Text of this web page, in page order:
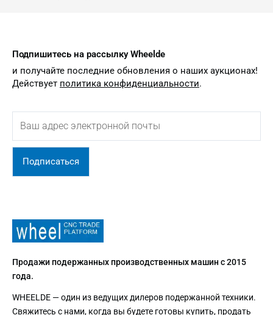
Подпишитесь на рассылку Wheelde
и получайте последние обновления о наших аукционах!
Действует политика конфиденциальности.
Подписаться
Продажи подержанных производственных машин с 2015
года.
WHEELDE — один из ведущих дилеров подержанной техники.
Свяжитесь с нами, когда вы будете готовы купить, продать